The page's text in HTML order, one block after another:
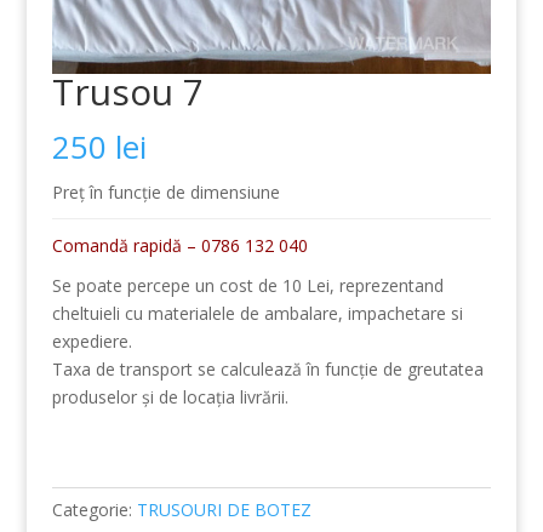
Trusou 7
250 lei
Preț în funcție de dimensiune
Comandă rapidă – 0786 132 040
Se poate percepe un cost de 10 Lei, reprezentand
cheltuieli cu materialele de ambalare, impachetare si
expediere.
Taxa de transport se calculează în funcție de greutatea
produselor și de locația livrării.
Categorie: TRUSOURI DE BOTEZ